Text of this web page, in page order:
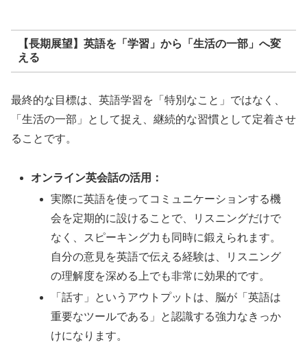
【長期展望】英語を「学習」から「生活の一部」へ変
える
最終的な目標は、英語学習を「特別なこと」ではなく、
「生活の一部」として捉え、継続的な習慣として定着させ
ることです。
オンライン英会話の活用：
実際に英語を使ってコミュニケーションする機
会を定期的に設けることで、リスニングだけで
なく、スピーキング力も同時に鍛えられます。
自分の意見を英語で伝える経験は、リスニング
の理解度を深める上でも非常に効果的です。
「話す」というアウトプットは、脳が「英語は
重要なツールである」と認識する強力なきっか
けになります。